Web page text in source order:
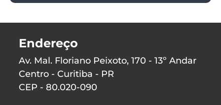
Endereço
Av. Mal. Floriano Peixoto, 170 - 13º Andar
Centro - Curitiba - PR
CEP - 80.020-090